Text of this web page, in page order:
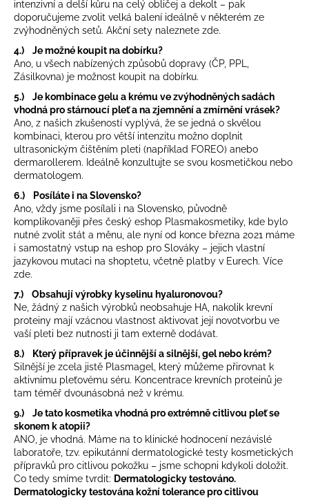
intenzivní a delší kůru na celý obličej a dekolt – pak
doporučujeme zvolit velká balení ideálně v některém ze
zvýhodněných setů. Akční sety naleznete zde.
4.) Je možné koupit na dobírku?
Ano, u všech nabízených způsobů dopravy (ČP, PPL,
Zásilkovna) je možnost koupit na dobírku.
5.) Je kombinace gelu a krému ve zvýhodněných sadách
vhodná pro stárnoucí pleť a na zjemnění a zmírnění vrásek?
Ano, z našich zkušeností vyplývá, že se jedná o skvělou
kombinaci, kterou pro větší intenzitu možno doplnit
ultrasonickým čištěním pleti (například FOREO) anebo
dermarollerem. Ideálně konzultujte se svou kosmetičkou nebo
dermatologem.
6.) Posíláte i na Slovensko?
Ano, vždy jsme posílali i na Slovensko, původně
komplikovaněji přes český eshop Plasmakosmetiky, kde bylo
nutné zvolit stát a měnu, ale nyní od konce března 2021 máme
i samostatný vstup na eshop pro Slováky – jejich vlastní
jazykovou mutaci na shoptetu, včetně platby v Eurech. Více
zde.
7.) Obsahují výrobky kyselinu hyaluronovou?
Ne, žádný z našich výrobků neobsahuje HA, nakolik krevní
proteiny mají vzácnou vlastnost aktivovat její novotvorbu ve
vaší pleti bez nutnosti ji tam externě dodávat.
8.) Který přípravek je účinnější a silnější, gel nebo krém?
Silnější je zcela jistě Plasmagel, který můžeme přirovnat k
aktivnímu pleťovému séru. Koncentrace krevních proteinů je
tam téměř dvounásobná než v krému.
9.) Je tato kosmetika vhodná pro extrémně citlivou pleť se
skonem k atopii?
ANO, je vhodná. Máme na to klinické hodnocení nezávislé
laboratoře, tzv. epikutánní dermatologické testy kosmetických
přípravků pro citlivou pokožku – jsme schopni kdykoli doložit.
Co tedy smíme tvrdit: Dermatologicky testováno.
Dermatologicky testována kožní tolerance pro citlivou
D
o
p
o
r
u
č
u
j
e
m
e